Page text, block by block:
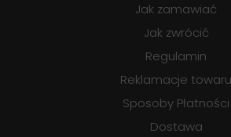
Jak zamawiać
Jak zwrócić
Regulamin
Reklamacje towaru
Sposoby Płatności
Dostawa